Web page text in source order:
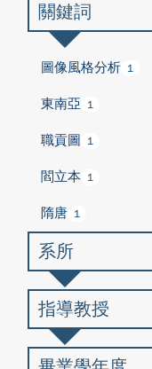
關鍵詞
圖像風格分析 1
東南亞 1
職貢圖 1
閻立本 1
隋唐 1
系所
指導教授